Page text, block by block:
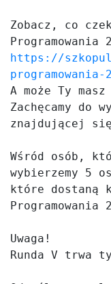
Zobacz, co
https://
A może Ty
Zachęcamy do
znajdującej
Wśród osób,
wybierzemy 5
które dostaną
Programowania
Uwaga!
Runda V trwa